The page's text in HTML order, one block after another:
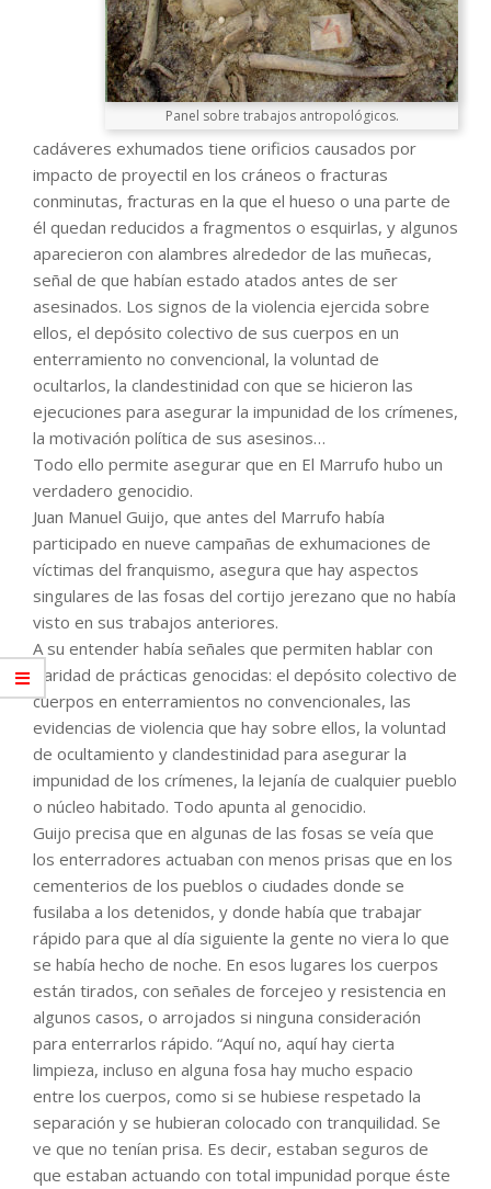
Panel sobre trabajos antropológicos.
cadáveres exhumados tiene orificios causados por
impacto de proyectil en los cráneos o fracturas
conminutas, fracturas en la que el hueso o una parte de
él quedan reducidos a fragmentos o esquirlas, y algunos
aparecieron con alambres alrededor de las muñecas,
señal de que habían estado atados antes de ser
asesinados. Los signos de la violencia ejercida sobre
ellos, el depósito colectivo de sus cuerpos en un
enterramiento no convencional, la voluntad de
ocultarlos, la clandestinidad con que se hicieron las
ejecuciones para asegurar la impunidad de los crímenes,
la motivación política de sus asesinos…
Todo ello permite asegurar que en El Marrufo hubo un
verdadero genocidio.
Juan Manuel Guijo, que antes del Marrufo había
participado en nueve campañas de exhumaciones de
víctimas del franquismo, asegura que hay aspectos
singulares de las fosas del cortijo jerezano que no había
visto en sus trabajos anteriores.
A su entender había señales que permiten hablar con
claridad de prácticas genocidas: el depósito colectivo de
cuerpos en enterramientos no convencionales, las
evidencias de violencia que hay sobre ellos, la voluntad
de ocultamiento y clandestinidad para asegurar la
impunidad de los crímenes, la lejanía de cualquier pueblo
o núcleo habitado. Todo apunta al genocidio.
Guijo precisa que en algunas de las fosas se veía que
los enterradores actuaban con menos prisas que en los
cementerios de los pueblos o ciudades donde se
fusilaba a los detenidos, y donde había que trabajar
rápido para que al día siguiente la gente no viera lo que
se había hecho de noche. En esos lugares los cuerpos
están tirados, con señales de forcejeo y resistencia en
algunos casos, o arrojados si ninguna consideración
para enterrarlos rápido. “Aquí no, aquí hay cierta
limpieza, incluso en alguna fosa hay mucho espacio
entre los cuerpos, como si se hubiese respetado la
separación y se hubieran colocado con tranquilidad. Se
ve que no tenían prisa. Es decir, estaban seguros de
que estaban actuando con total impunidad porque éste